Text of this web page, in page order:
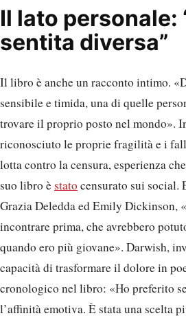
Il lato personale:
sentita diversa”
Il libro è anche un racconto intimo.
sensibile e timida, una di quelle
trovare il proprio posto nel mondo».
riconosciuto le proprie fragilità e i
lotta contro la censura, esperienza
suo libro èstato censurato sui
Grazia Deledda ed Emily Dickinson,
incontrare prima, che avrebbero
quando ero più giovane». Darwish,
capacità di trasformare il dolore in
cronologico nel libro: «Ho preferito
l’affinità emotiva. È stata una scelta